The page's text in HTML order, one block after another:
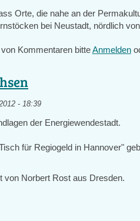
Orte, die nahe an der
bei Neustadt, nördlich
Kommentaren bitteAnmelden
- 18:39
der Energiewendestadt.
für Regiogeld in Hannover"
von Norbert Rost aus Dresden.